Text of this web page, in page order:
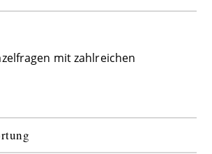
mit zahlreichen